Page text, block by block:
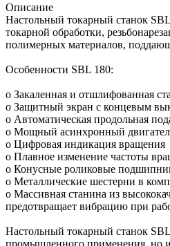
Описание
Настольный токарный станок
токарной обработки,
полимерных материалов,
Особенности SBL 180:
o Закаленная и отшлифованная
o Защитный экран с концевым
o Автоматическая продольная
o Мощный асинхронный
o Цифровая индикация вращения
o Плавное изменение частоты
o Конусные роликовые
o Металлические шестерни в
o Массивная станина из
предотвращает вибрацию при
Настольный токарный станок
промышленного применения, но